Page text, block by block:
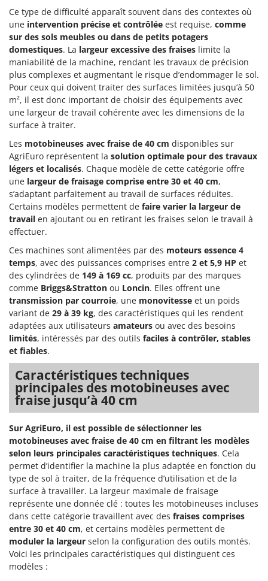
Ce type de difficulté apparaît souvent dans des contextes où
une intervention précise et contrôlée est requise, comme
sur des sols meubles ou dans de petits potagers
domestiques. La largeur excessive des fraises limite la
maniabilité de la machine, rendant les travaux de précision
plus complexes et augmentant le risque d’endommager le sol.
Pour ceux qui doivent traiter des surfaces limitées jusqu’à 50
m², il est donc important de choisir des équipements avec
une largeur de travail cohérente avec les dimensions de la
surface à traiter.
Les motobineuses avec fraise de 40 cm disponibles sur
AgriEuro représentent la solution optimale pour des travaux
légers et localisés. Chaque modèle de cette catégorie offre
une largeur de fraisage comprise entre 30 et 40 cm,
s’adaptant parfaitement au travail de surfaces réduites.
Certains modèles permettent de faire varier la largeur de
travail en ajoutant ou en retirant les fraises selon le travail à
effectuer.
Ces machines sont alimentées par des moteurs essence 4
temps, avec des puissances comprises entre 2 et 5,9 HP et
des cylindrées de 149 à 169 cc, produits par des marques
comme Briggs&Stratton ou Loncin. Elles offrent une
transmission par courroie, une monovitesse et un poids
variant de 29 à 39 kg, des caractéristiques qui les rendent
adaptées aux utilisateurs amateurs ou avec des besoins
limités, intéressés par des outils faciles à contrôler, stables
et fiables.
Caractéristiques techniques
principales des motobineuses avec
fraise jusqu’à 40 cm
Sur AgriEuro, il est possible de sélectionner les
motobineuses avec fraise de 40 cm en filtrant les modèles
selon leurs principales caractéristiques techniques. Cela
permet d’identifier la machine la plus adaptée en fonction du
type de sol à traiter, de la fréquence d’utilisation et de la
surface à travailler. La largeur maximale de fraisage
représente une donnée clé : toutes les motobineuses incluses
dans cette catégorie travaillent avec des fraises comprises
entre 30 et 40 cm, et certains modèles permettent de
moduler la largeur selon la configuration des outils montés.
Voici les principales caractéristiques qui distinguent ces
modèles :